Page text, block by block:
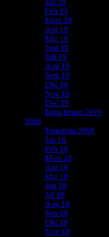
Feb 19
Mars 19
Apr 19
Maj 19
Juni 19
Juli 19
Aug 19
Sept 19
Okt 19
Nov 19
Dec 19
Egna teman 2019
2018
Temalista 2018
Jan 18
Feb 18
Mars 18
Apr 18
Maj 18
Jun 18
Jul 18
Aug 18
Sep 18
Okt 18
Nov 18